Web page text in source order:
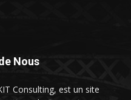
Nous
Consulting, est un site